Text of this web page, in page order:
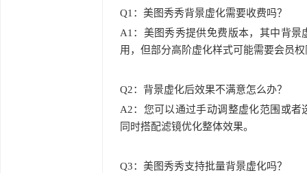
Q1：美图秀秀背景虚化需要收费吗？
A1：美图秀秀提供免费版本，其中背景
用，但部分高阶虚化样式可能需要会员权
Q2：背景虚化后效果不满意怎么办？
A2：您可以通过手动调整虚化范围或者
同时搭配滤镜优化整体效果。
Q3：美图秀秀支持批量背景虚化吗？